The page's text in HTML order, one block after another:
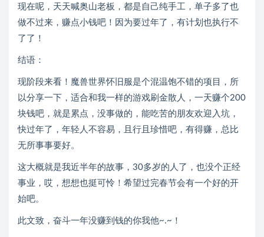
现在呢，天天喊奥山老板，都是自己纯手工，单子多了也
做不过来，赚点小钱吧！因为要过年了，有计划也执行不
了了！
结语：
现阶段来看！魔兽世界怀旧服是个混温饱不错的项目，所
以分享一下，适合和我一样的游戏刷金散人，一天赚个200
块钱吧，就是累点，没事做的，能吃苦的朋友欢迎入坑，
快过年了，年轻人不容易，且行且珍惜吧，有得赚，总比
无所事事要好。
这大概就是我近半年的故事，30多岁的人了，也没个正经
事业，哎，想想也挺可怜！希望过完春节会有一个好的开
始吧。
此文致，奋斗一年没赚到钱的你我他~.~！